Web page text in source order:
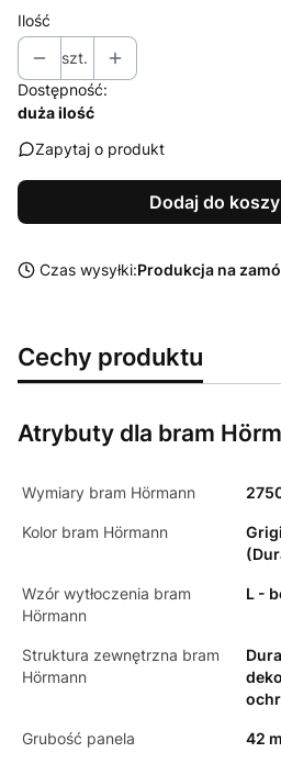
Ilość
szt.
Dostępność:
duża ilość
Zapytaj o produkt
Dodaj do
Czas wysyłki:Produkcja na
Cechy produktu
Atrybuty dla bram
Wymiary bram Hörmann
Kolor bram Hörmann
Wzór wytłoczenia bram
Hörmann
L -
Struktura zewnętrzna bram
Hörmann
Grubość panela 42